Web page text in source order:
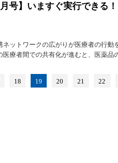
月号】いますぐ実行できる
ネットワークの広がりが医療者の行動
医療者間での共有化が進むと、医薬品
18 19 20 21 22